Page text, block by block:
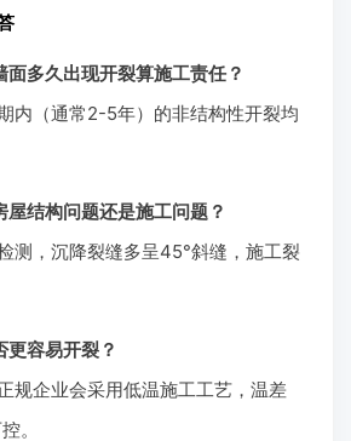
多久出现开裂算施工责任？
内（通常2-5年）的非结构性开裂均
结构问题还是施工问题？
测，沉降裂缝多呈45°斜缝，施工裂
更容易开裂？
规企业会采用低温施工工艺，温差
。